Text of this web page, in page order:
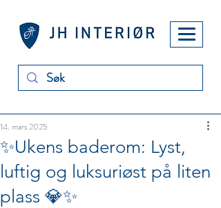
✨Ukens baderom: Lyst,
luftig og luksuriøst på liten
plass 💎✨
14. mars 2025